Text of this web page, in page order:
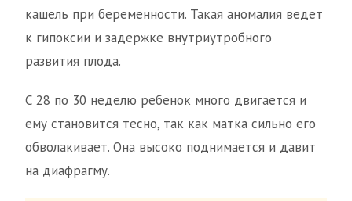
кашель при беременности. Такая аномалия ведет
к гипоксии и задержке внутриутробного
развития плода.
С 28 по 30 неделю ребенок много двигается и
ему становится тесно, так как матка сильно его
обволакивает. Она высоко поднимается и давит
на диафрагму.